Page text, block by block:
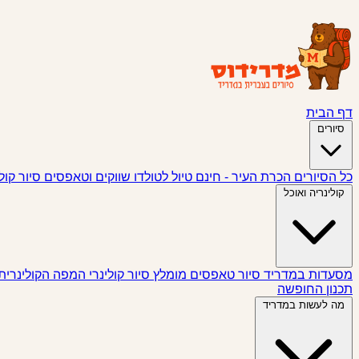
דף הבית
סיורים
כל הסיורים הכרת העיר - חינם טיול לטולדו שווקים וטאפסים סיור
קולינריה ואוכל
מסעדות במדריד סיור טאפסים מומלץ סיור קולינרי המפה
תכנון החופשה
מה לעשות במדריד